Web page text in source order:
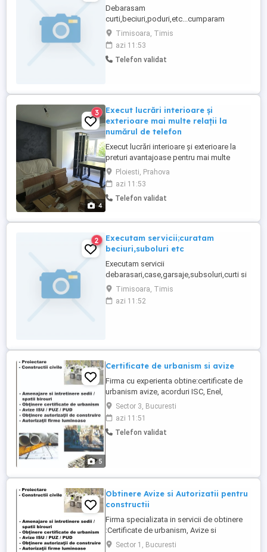
Debarasam
curti,beciuri,poduri,etc...cumparam
neferoase,mutammobilier de la o adresa
la alta si multe alte tel.
Timisoara, Timis
azi 11:53
Telefon validat
4
3
Execut lucrări interioare și
exterioare mai multe relații la
numărul de telefon
Execut lucrări interioare și exterioare la
preturi avantajoase pentru mai multe
detalii la numărul de telefon
Ploiesti, Prahova
azi 11:53
Telefon validat
2
Executam servicii;curatam
beciuri,suboluri etc
Executam servicii
debarasari,case,garsaje,subsoluri,curti si
ridicam moloz la sac tel.
Timisoara, Timis
azi 11:52
5
Certificate de urbanism si avize
Firma cu experienta obtine:certificate de
urbanism avize, acorduri ISC, Enel,
Distrigaz Autorizatii de construire. Servicii
de proiectare, expertize MLPAT
Sector 3, Bucuresti
azi 11:51
Telefon validat
Obtinere Avize si Autorizatii pentru
constructii
Firma specializata in servicii de obtinere
:Certificate de urbanism, Avize si
Autorizatii de construire, proiectare etc
Sector 1, Bucuresti